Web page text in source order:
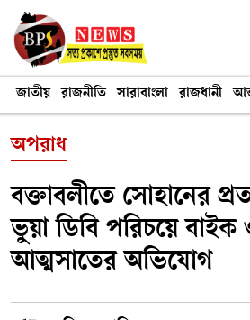
জাতীয় রাজনীতি সারাবাংলা রাজধানী
অপরাধ
বক্তাবলীতে সোহানের
ভুয়া ডিবি পরিচয়ে বাইক
আত্মসাতের অভিযোগ